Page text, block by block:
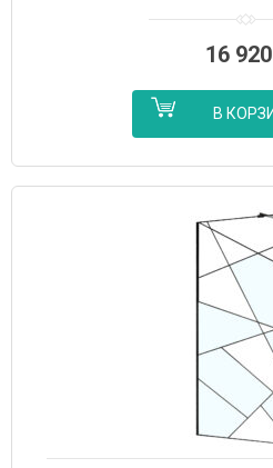
16 920
В